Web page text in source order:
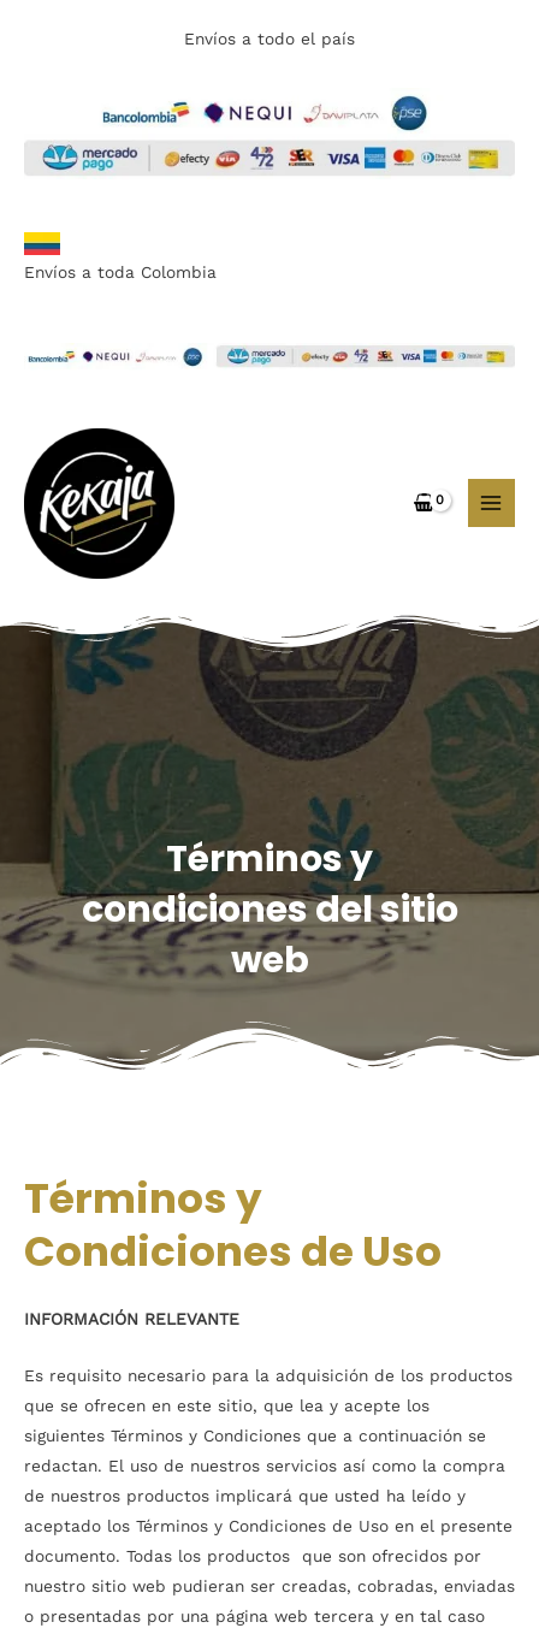
Envíos a todo el país
Envíos a toda Colombia
Términos y
condiciones del sitio
web
Términos y
Condiciones de Uso
INFORMACIÓN RELEVANTE
Es requisito necesario para la adquisición de los productos
que se ofrecen en este sitio, que lea y acepte los
siguientes Términos y Condiciones que a continuación se
redactan. El uso de nuestros servicios así como la compra
de nuestros productos implicará que usted ha leído y
aceptado los Términos y Condiciones de Uso en el presente
documento. Todas los productos que son ofrecidos por
nuestro sitio web pudieran ser creadas, cobradas, enviadas
o presentadas por una página web tercera y en tal caso